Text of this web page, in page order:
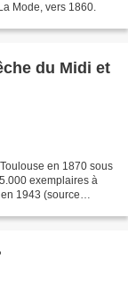
Mode, vers 1860.
du Midi et
en 1870 sous
exemplaires à
1943 (source